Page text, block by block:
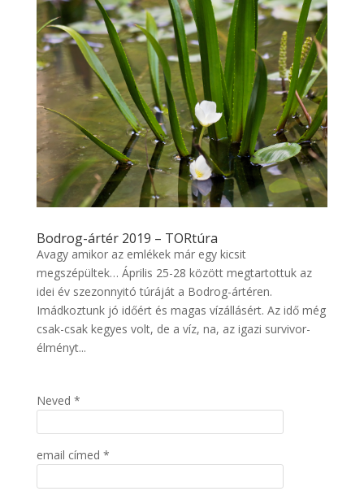
Bodrog-ártér 2019 – TORtúra
Avagy amikor az emlékek már egy kicsit
megszépültek… Április 25-28 között megtartottuk az
idei év szezonnyitó túráját a Bodrog-ártéren.
Imádkoztunk jó időért és magas vízállásért. Az idő még
csak-csak kegyes volt, de a víz, na, az igazi survivor-
élményt...
Neved *
email címed *